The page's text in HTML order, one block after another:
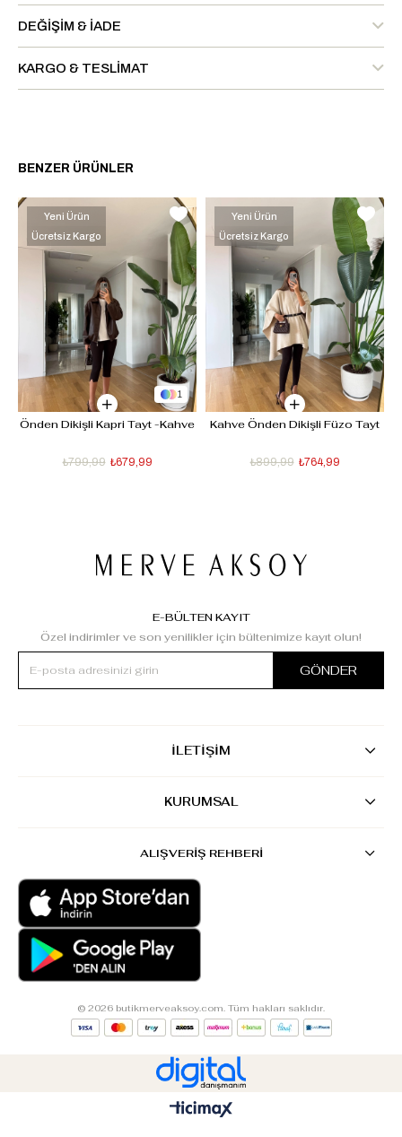
DEĞIŞIM & İADE
KARGO & TESLIMAT
BENZER ÜRÜNLER
1
Önden Dikişli Kapri Tayt -Kahve
₺679,99
₺799,99
Yeni Ürün
Ücretsiz Kargo
Kahve Önden Dikişli Füzo Tayt
₺764,99
₺899,99
Yeni Ürün
Ücretsiz Kargo
E-BÜLTEN KAYIT
Özel indirimler ve son yenilikler için bültenimize kayıt olun!
GÖNDER
İLETİŞİM
KURUMSAL
ALIŞVERİŞ REHBERİ
© 2026 butikmerveaksoy.com. Tüm hakları saklıdır.